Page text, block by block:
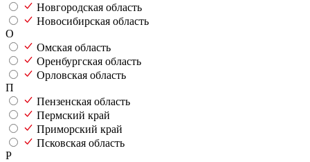
Новгородская область
Новосибирская область
О
Омская область
Оренбургская область
Орловская область
П
Пензенская область
Пермский край
Приморский край
Псковская область
Р